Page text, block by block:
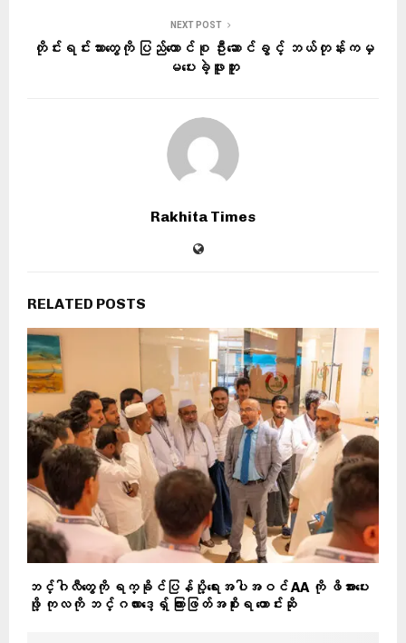
NEXT POST
တိုင်းရင်းသားတွေကို ပြည်ထောင်စု ဦးဆောင်ခွင့် ဘယ်တုန်းကမှ
မပေးခဲ့ဖူးဘူး
Rakhita Times
RELATED POSTS
ဘင်္ဂါလီတွေကို ရက္ခိုင်ပြန်ပို့ရေးအပါအဝင် AA ကို ဖိအားပေး
ဖို့ ကုလကို ဘင်္ဂလားဒေ့ရှ် ကြားဖြတ်အစိုးရ တောင်းဆို